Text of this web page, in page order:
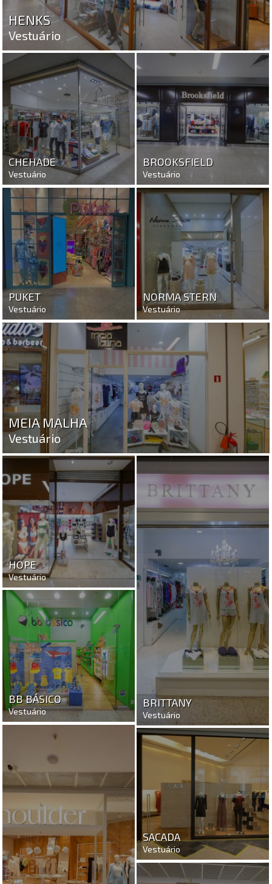
HENKS
Vestuário
CHEHADE
Vestuário
BROOKSFIELD
Vestuário
PUKET
Vestuário
NORMA STERN
Vestuário
MEIA MALHA
Vestuário
HOPE
Vestuário
BRITTANY
Vestuário
BB BÁSICO
Vestuário
SACADA
Vestuário